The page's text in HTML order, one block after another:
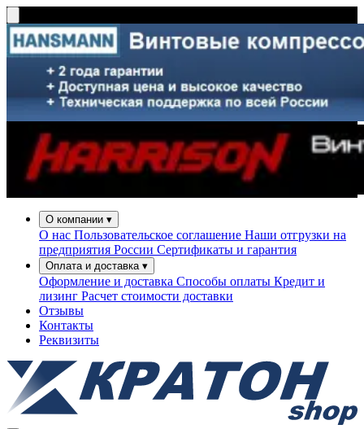
О компании ▾
О нас Пользовательское соглашение Наши отгрузки на
предприятия России Сертификаты и гарантия
Оплата и доставка ▾
Оформление и доставка Способы оплаты Кредит и
лизинг Расчет стоимости доставки
Отзывы
Контакты
Реквизиты